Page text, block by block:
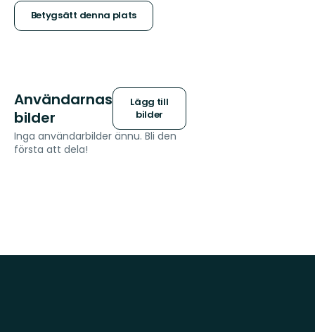
stjärnor
Betygsätt denna plats
Användarnas
bilder
Lägg till
bilder
Inga användarbilder ännu. Bli den
första att dela!